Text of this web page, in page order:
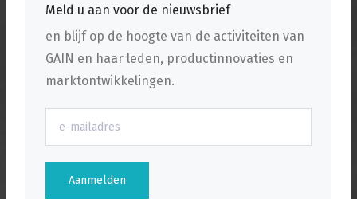
Meld u aan voor de nieuwsbrief
en blijf op de hoogte van de activiteiten van
GAIN en haar leden, productinnovaties en
marktontwikkelingen.